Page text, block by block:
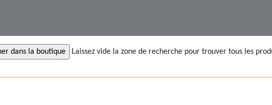
Laissez vide la zone de recherche pour trouver tous les